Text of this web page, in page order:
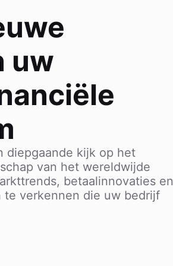
uw
diepgaande kijk op het
van het wereldwijde
betaalinnovaties en
verkennen die uw bedrijf